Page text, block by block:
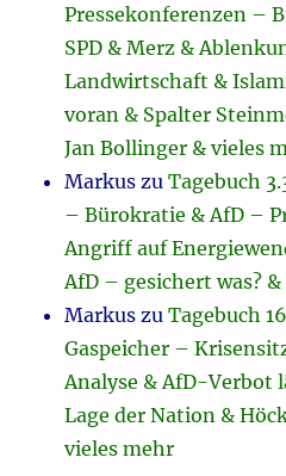
Pressekonferenzen –
SPD & Merz &
Landwirtschaft &
voran & Spalter
Jan Bollinger & vieles
Markus zuTagebuch
– Bürokratie & AfD –
Angriff auf
AfD – gesichert was?
Markus zuTagebuch
Gaspeicher –
Analyse & AfD-Verbot
Lage der Nation &
vieles mehr